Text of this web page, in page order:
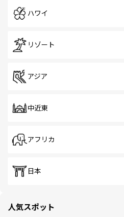
ハワイ
リゾート
アジア
中近東
アフリカ
日本
人気スポット